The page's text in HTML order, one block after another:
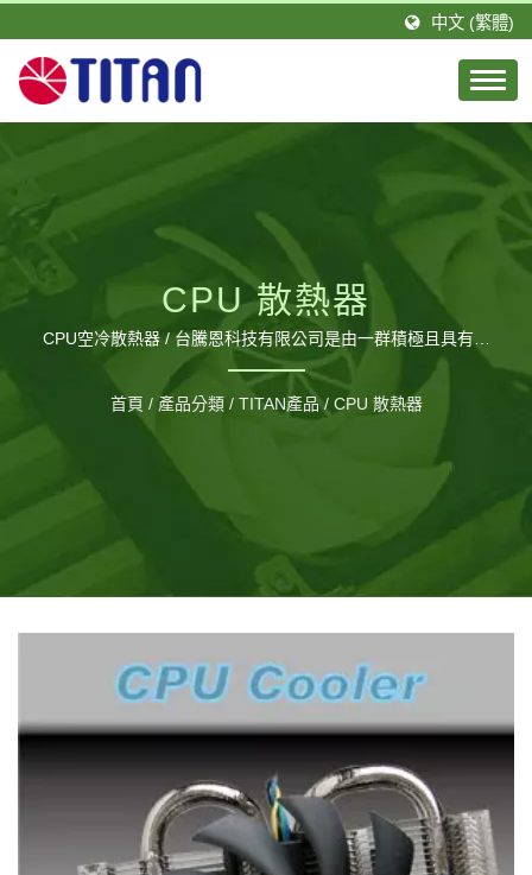
中文 (繁體)
CPU 散熱器
CPU空冷散熱器 / 台騰恩科技有限公司是由一群積極且具有專
業技術的團隊所組成。TITAN的總公司設立於台灣，分公司則
設立於德國，並在大陸廣東省擁有1間工廠，佔地約20,000平
方公尺以及約460位員工，每月可生產120萬個風扇。
首頁 / 產品分類 / TITAN產品 / CPU 散熱器